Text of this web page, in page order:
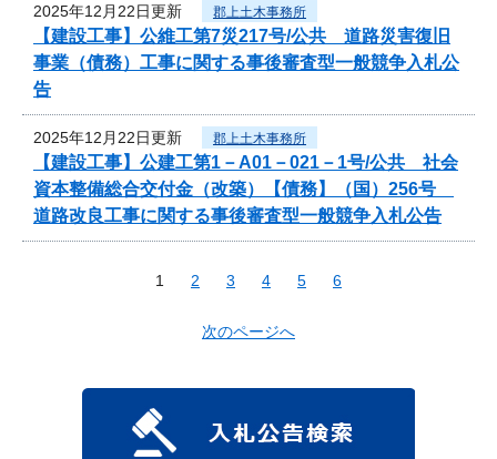
2025年12月22日更新 郡上土木事務所
【建設工事】公維工第7災217号/公共 道路災害復旧
事業（債務）工事に関する事後審査型一般競争入札公
告
2025年12月22日更新 郡上土木事務所
【建設工事】公建工第1－A01－021－1号/公共 社会
資本整備総合交付金（改築）【債務】（国）256号
道路改良工事に関する事後審査型一般競争入札公告
1 2 3 4 5 6
次のページへ